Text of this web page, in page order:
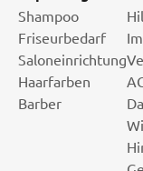
Shampoo
Friseurbedarf
Saloneinrichtung
Haarfarben
Barber